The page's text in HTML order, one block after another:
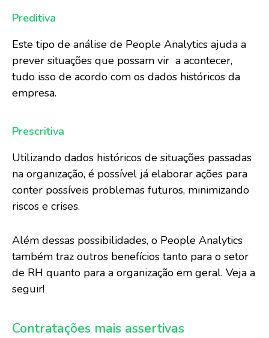
Preditiva
Este tipo de análise de People Analytics ajuda a
prever situações que possam vir a acontecer,
tudo isso de acordo com os dados históricos da
empresa.
Prescritiva
Utilizando dados históricos de situações passadas
na organização, é possível já elaborar ações para
conter possíveis problemas futuros, minimizando
riscos e crises.
Além dessas possibilidades, o People Analytics
também traz outros benefícios tanto para o setor
de RH quanto para a organização em geral. Veja a
seguir!
Contratações mais assertivas